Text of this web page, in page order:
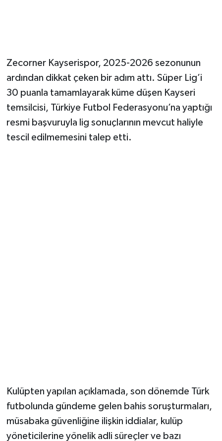
Zecorner Kayserispor, 2025-2026 sezonunun
ardından dikkat çeken bir adım attı. Süper Lig’i
30 puanla tamamlayarak küme düşen Kayseri
temsilcisi, Türkiye Futbol Federasyonu’na yaptığı
resmi başvuruyla lig sonuçlarının mevcut haliyle
tescil edilmemesini talep etti.
Kulüpten yapılan açıklamada, son dönemde Türk
futbolunda gündeme gelen bahis soruşturmaları,
müsabaka güvenliğine ilişkin iddialar, kulüp
yöneticilerine yönelik adli süreçler ve bazı
Siyaset
Sonsöz Özel